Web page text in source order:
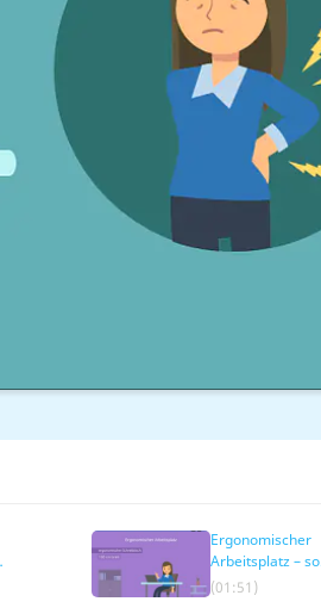
Ergonomischer
Arbeitsplatz – so
sieht er aus
(01:51)